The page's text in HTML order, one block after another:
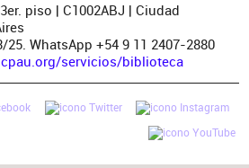
piso | C1002ABJ | Ciudad
25. WhatsApp +54 9 11 2407-2880
servicios/biblioteca